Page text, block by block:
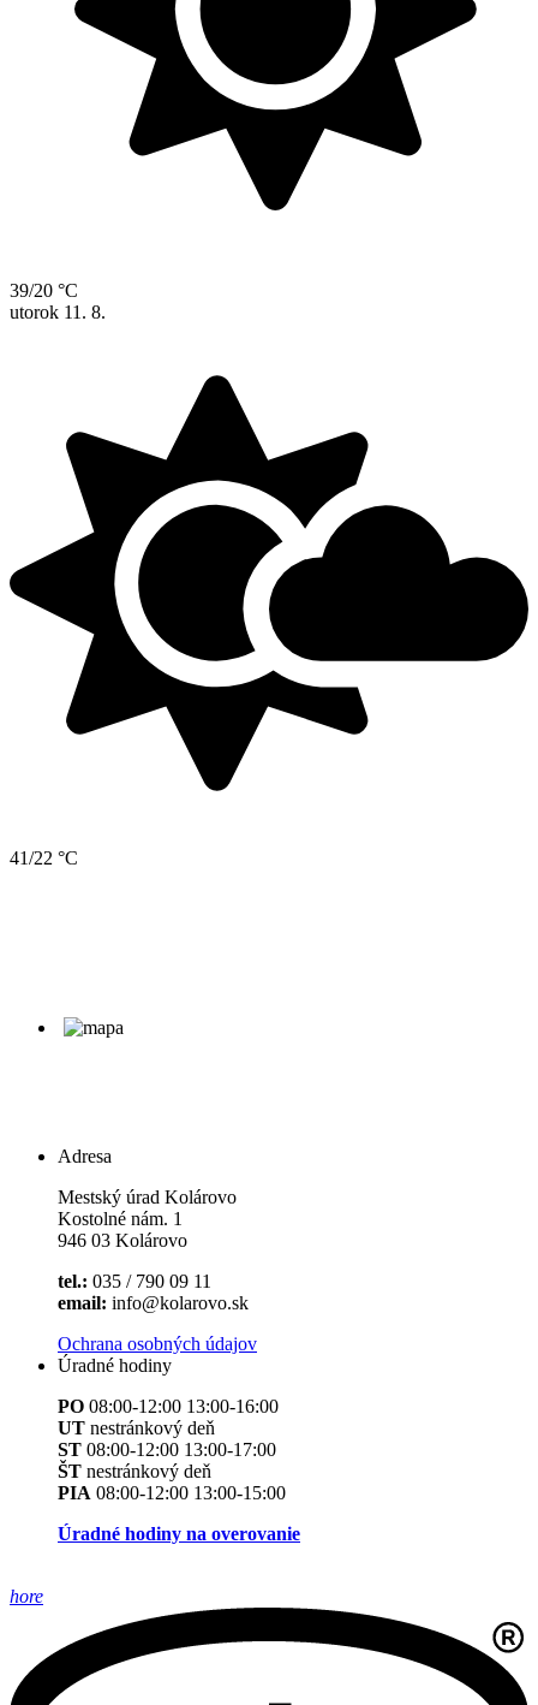
39/20 °C
utorok 11. 8.
41/22 °C
Adresa
Mestský úrad Kolárovo
Kostolné nám. 1
946 03 Kolárovo
tel.: 035 / 790 09 11
email: info@kolarovo.sk
Ochrana osobných údajov
Úradné hodiny
PO 08:00-12:00 13:00-16:00
UT nestránkový deň
ST 08:00-12:00 13:00-17:00
ŠT nestránkový deň
PIA 08:00-12:00 13:00-15:00
Úradné hodiny na overovanie
hore